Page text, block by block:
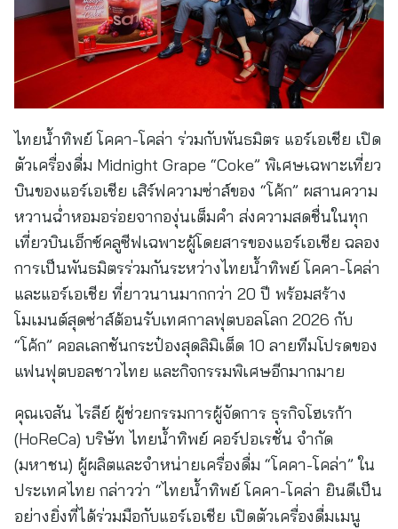
ไทยน้ำทิพย์ โคคา-โคล่า ร่วมกับพันธมิตร แอร์เอเชีย เปิด
ตัวเครื่องดื่ม Midnight Grape “Coke” พิเศษเฉพาะเที่ยว
บินของแอร์เอเชีย เสิร์ฟความซ่าส์ของ “โค้ก” ผสานความ
หวานฉ่ำหอมอร่อยจากองุ่นเต็มคำ ส่งความสดชื่นในทุก
เที่ยวบินเอ็กซ์คลูซีฟเฉพาะผู้โดยสารของแอร์เอเชีย ฉลอง
การเป็นพันธมิตรร่วมกันระหว่างไทยน้ำทิพย์ โคคา-โคล่า
และแอร์เอเชีย ที่ยาวนานมากกว่า 20 ปี พร้อมสร้าง
โมเมนต์สุดซ่าส์ต้อนรับเทศกาลฟุตบอลโลก 2026 กับ
“โค้ก” คอลเลกชันกระป๋องสุดลิมิเต็ด 10 ลายทีมโปรดของ
แฟนฟุตบอลชาวไทย และกิจกรรมพิเศษอีกมากมาย
คุณเจสัน ไรลีย์ ผู้ช่วยกรรมการผู้จัดการ ธุรกิจโฮเรก้า
(HoReCa) บริษัท ไทยน้ำทิพย์ คอร์ปอเรชั่น จำกัด
(มหาชน) ผู้ผลิตและจำหน่ายเครื่องดื่ม “โคคา-โคล่า” ใน
ประเทศไทย กล่าวว่า “ไทยน้ำทิพย์ โคคา-โคล่า ยินดีเป็น
อย่างยิ่งที่ได้ร่วมมือกับแอร์เอเชีย เปิดตัวเครื่องดื่มเมนู